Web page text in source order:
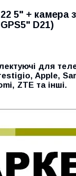
5" + камера
D21)
для
Apple,
ZTEта інші.